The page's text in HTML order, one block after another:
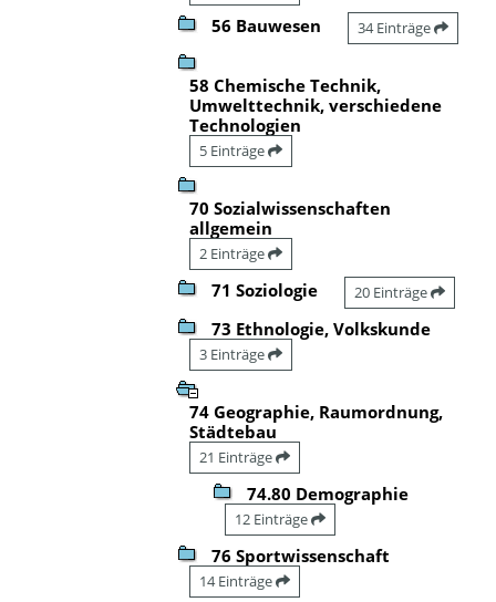
56 Bauwesen 34 Einträge
58 Chemische Technik,
Umwelttechnik, verschiedene
Technologien
5 Einträge
70 Sozialwissenschaften
allgemein
2 Einträge
71 Soziologie 20 Einträge
73 Ethnologie, Volkskunde
3 Einträge
74 Geographie, Raumordnung,
Städtebau
21 Einträge
74.80 Demographie
12 Einträge
76 Sportwissenschaft
14 Einträge